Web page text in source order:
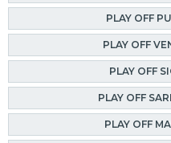
PLAY OFF
PLAY OFF
PLAY OFF
PLAY OFF
PLAY OFF